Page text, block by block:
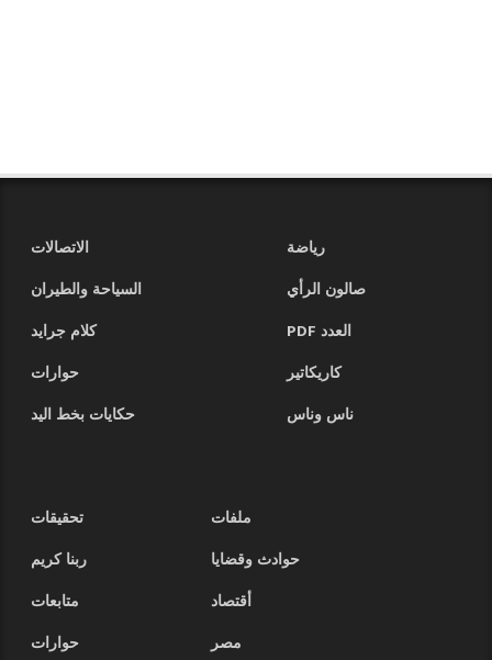
رياضة
الاتصالات
صالون الرأي
السياحة والطيران
العدد PDF
كلام جرايد
كاريكاتير
حوارات
ناس وناس
حكايات بخط اليد
ملفات
تحقيقات
حوادث وقضايا
ربنا كريم
أقتصاد
متابعات
مصر
حوارات